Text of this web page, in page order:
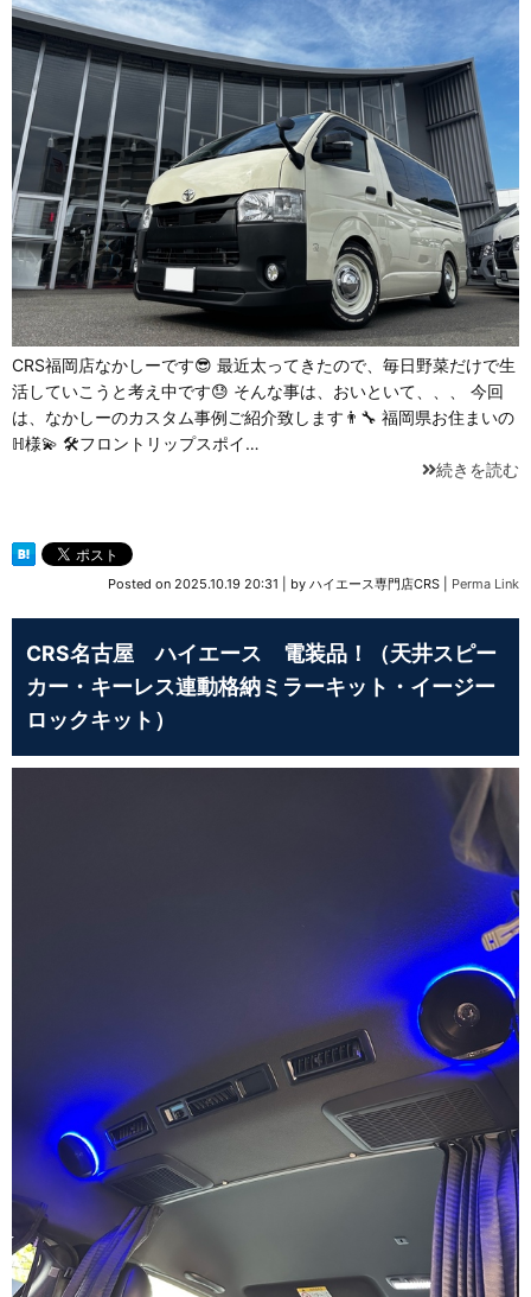
CRS福岡店なかしーです😎 最近太ってきたので、毎日野菜だけで生
活していこうと考え中です😓 そんな事は、おいといて、、、 今回
は、なかしーのカスタム事例ご紹介致します👨‍🔧 福岡県お住まいの
ℍ様💫 🛠フロントリップスポイ…
続きを読む
Posted on 2025.10.19 20:31 by ハイエース専門店CRS Perma Link
CRS名古屋 ハイエース 電装品！（天井スピー
カー・キーレス連動格納ミラーキット・イージー
ロックキット）